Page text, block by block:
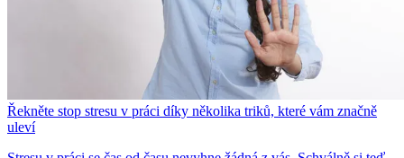
Řekněte stop stresu v práci díky několika triků, které vám značně
uleví